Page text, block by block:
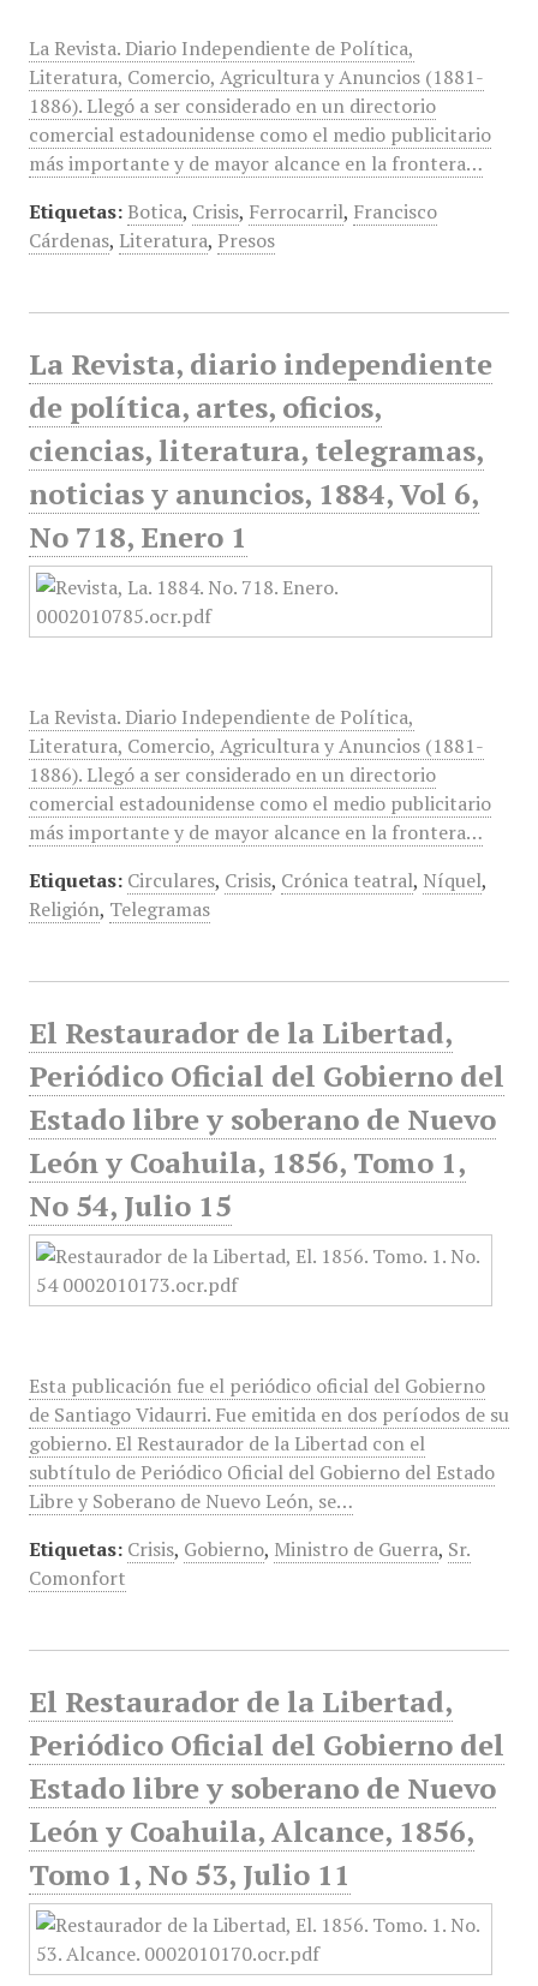
La Revista. Diario Independiente de Política,
Literatura, Comercio, Agricultura y Anuncios (1881-
1886). Llegó a ser considerado en un directorio
comercial estadounidense como el medio publicitario
más importante y de mayor alcance en la frontera…
Etiquetas: Botica, Crisis, Ferrocarril, Francisco
Cárdenas, Literatura, Presos
La Revista, diario independiente
de política, artes, oficios,
ciencias, literatura, telegramas,
noticias y anuncios, 1884, Vol 6,
No 718, Enero 1
La Revista. Diario Independiente de Política,
Literatura, Comercio, Agricultura y Anuncios (1881-
1886). Llegó a ser considerado en un directorio
comercial estadounidense como el medio publicitario
más importante y de mayor alcance en la frontera…
Etiquetas: Circulares, Crisis, Crónica teatral, Níquel,
Religión, Telegramas
El Restaurador de la Libertad,
Periódico Oficial del Gobierno del
Estado libre y soberano de Nuevo
León y Coahuila, 1856, Tomo 1,
No 54, Julio 15
Esta publicación fue el periódico oficial del Gobierno
de Santiago Vidaurri. Fue emitida en dos períodos de su
gobierno. El Restaurador de la Libertad con el
subtítulo de Periódico Oficial del Gobierno del Estado
Libre y Soberano de Nuevo León, se…
Etiquetas: Crisis, Gobierno, Ministro de Guerra, Sr.
Comonfort
El Restaurador de la Libertad,
Periódico Oficial del Gobierno del
Estado libre y soberano de Nuevo
León y Coahuila, Alcance, 1856,
Tomo 1, No 53, Julio 11